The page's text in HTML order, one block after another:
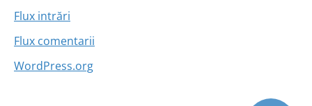
Flux intrări
Flux comentarii
WordPress.org